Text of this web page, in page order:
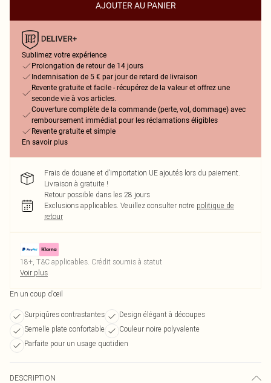
AJOUTER AU PANIER
Sublimez votre expérience
Prolongation de retour de 14 jours
Indemnisation de 5 € par jour de retard de livraison
Revente gratuite et facile - récupérez de la valeur et offrez une
seconde vie à vos articles.
Couverture complète de la commande (perte, vol, dommage) avec
remboursement immédiat pour les réclamations éligibles
Revente gratuite et simple
En savoir plus
Frais de douane et d’importation UE ajoutés lors du paiement.
Livraison à gratuite !
Retour possible dans les 28 jours
Exclusions applicables. Veuillez consulter notre politique de
retour
18+, T&C applicables. Crédit soumis à statut
Voir plus
En un coup d’œil
Surpiqûres contrastantes
Design élégant à découpes
Semelle plate confortable
Couleur noire polyvalente
Parfaite pour un usage quotidien
DESCRIPTION